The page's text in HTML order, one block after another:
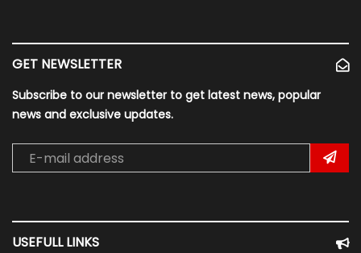
GET NEWSLETTER
Subscribe to our newsletter to get latest news, popular
news and exclusive updates.
USEFULL LINKS